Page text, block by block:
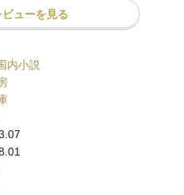
ューを見る
内小説